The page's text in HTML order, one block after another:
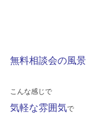
無料相談会の風景
こんな感じで
気軽な雰囲気で